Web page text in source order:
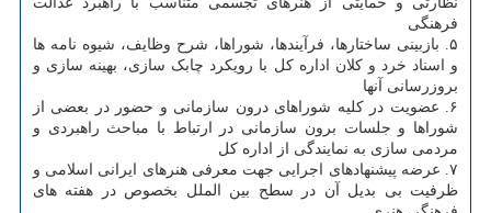
فرهنگی
۵. بازبینی ساختارها، فرآیندها، شوراها، شرح وظایف، شیوه نامه ها
و اسناد خرد و کلان اداره کل با رویکرد چابک سازی، بهینه سازی و
بروزرسانی آنها
۶. عضویت در کلیه شوراهای درون سازمانی و حضور در بعضی از
شوراها و جلسات برون سازمانی در ارتباط با مباحث راهبردی و
مردمی سازی به نمایندگی از اداره کل
۷. عرضه پیشنهادهای اجرایی جهت معرفی هنرهای ایرانی اسلامی و
ظرفیت بی بدیل آن در سطح بین الملل بخصوص در هفته های